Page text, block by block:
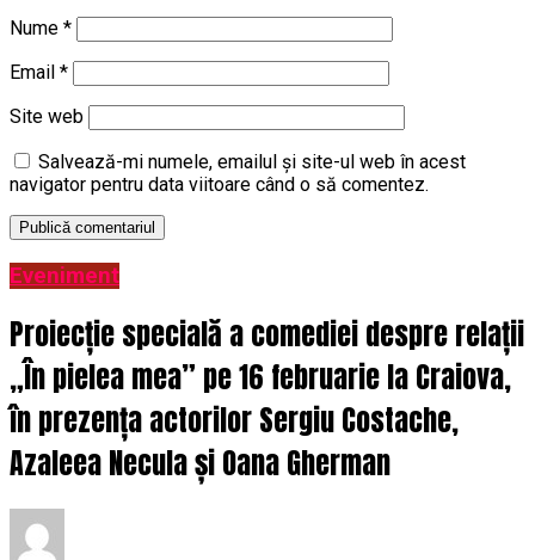
Nume *
Email *
Site web
Salvează-mi numele, emailul și site-ul web în acest
navigator pentru data viitoare când o să comentez.
Eveniment
Proiecție specială a comediei despre relații
„În pielea mea” pe 16 februarie la Craiova,
în prezența actorilor Sergiu Costache,
Azaleea Necula și Oana Gherman